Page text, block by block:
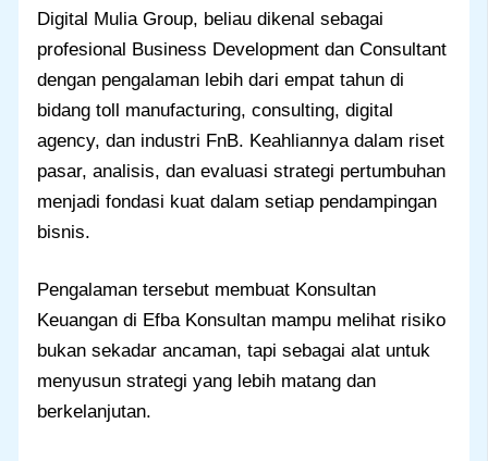
Digital Mulia Group, beliau dikenal sebagai
profesional Business Development dan Consultant
dengan pengalaman lebih dari empat tahun di
bidang toll manufacturing, consulting, digital
agency, dan industri FnB. Keahliannya dalam riset
pasar, analisis, dan evaluasi strategi pertumbuhan
menjadi fondasi kuat dalam setiap pendampingan
bisnis.
Pengalaman tersebut membuat Konsultan
Keuangan di Efba Konsultan mampu melihat risiko
bukan sekadar ancaman, tapi sebagai alat untuk
menyusun strategi yang lebih matang dan
berkelanjutan.